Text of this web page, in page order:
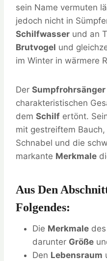
sein Name vermuten
jedoch nicht in
Schilfwasser und an
Brutvogel und
im Winter in wärmere
Der Sumpfrohrsänger
charakteristischen
dem Schilf ertönt.
mit gestreiftem
Schnabel und die
markante Merkmale
Aus Den
Folgendes:
Die Merkmale
darunter Größe
Den Lebensraum